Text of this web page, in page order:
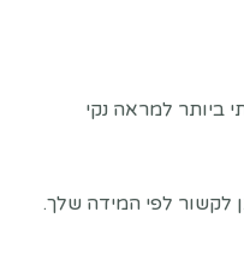
ביותר למראה נקי
לקשור לפי המידה שלך.